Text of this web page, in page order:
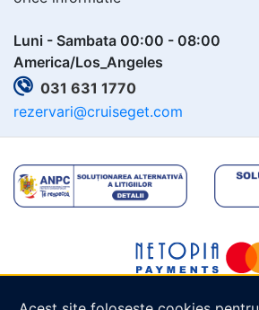
Luni - Sambata 00:00 - 08:00
America/Los_Angeles
031 631 1770
rezervari@cruiseget.com